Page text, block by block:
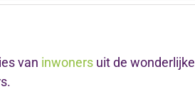
van inwoners uit de wonderlijke